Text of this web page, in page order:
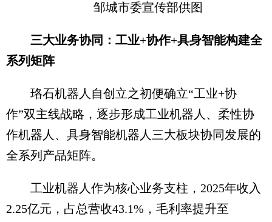
邹城市委宣传部供图
三大业务协同：工业+协作+具身智能构建全
系列矩阵
珞石机器人自创立之初便确立“工业+协
作”双主线战略，逐步形成工业机器人、柔性协
作机器人、具身智能机器人三大板块协同发展的
全系列产品矩阵。
工业机器人作为核心业务支柱，2025年收入
2.25亿元，占总营收43.1%，毛利率提升至